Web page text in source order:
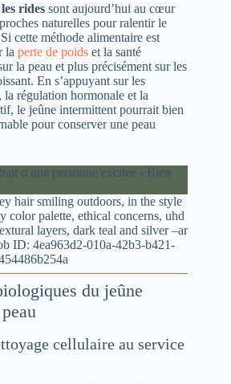
rides sont aujourd’hui au cœur
naturelles pour ralentir le
cette méthode alimentaire est
la perte de poids et la santé
la peau et plus précisément sur les
En s’appuyant sur les
la régulation hormonale et la
le jeûne intermittent pourrait bien
pour conserver une peau
hair smiling outdoors, in the style
color palette, ethical concerns, uhd
layers, dark teal and silver –ar
ID: 4ea963d2-010a-42b3-b421-
du jeûne
cellulaire au service